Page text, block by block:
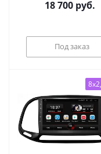
18 700 руб.
Под заказ